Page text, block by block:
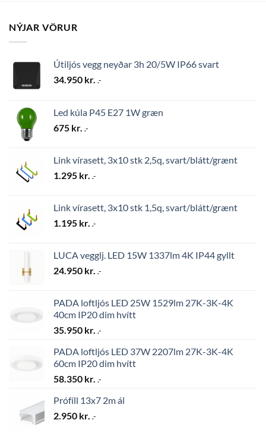
NÝJAR VÖRUR
Útiljós vegg neyðar 3h 20/5W IP66 svart
34.950 kr. .-
Led kúla P45 E27 1W græn
675 kr. .-
Link vírasett, 3x10 stk 2,5q, svart/blátt/grænt
1.295 kr. .-
Link vírasett, 3x10 stk 1,5q, svart/blátt/grænt
1.195 kr. .-
LUCA vegglj. LED 15W 1337lm 4K IP44 gyllt
24.950 kr. .-
PADA loftljós LED 25W 1529lm 27K-3K-4K
40cm IP20 dim hvítt
35.950 kr. .-
PADA loftljós LED 37W 2207lm 27K-3K-4K
60cm IP20 dim hvítt
58.350 kr. .-
Prófíll 13x7 2m ál
2.950 kr. .-